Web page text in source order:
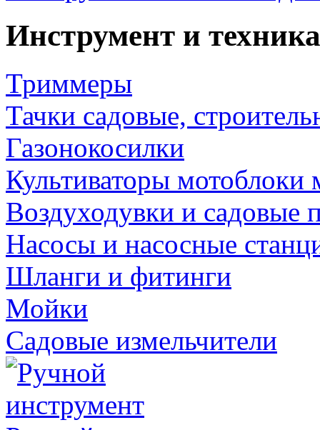
Инструмент и
Триммеры
Тачки садовые,
Газонокосилки
Культиваторы мотоблоки
Воздуходувки и садовые
Насосы и насосные
Шланги и фитинги
Мойки
Садовые измельчители